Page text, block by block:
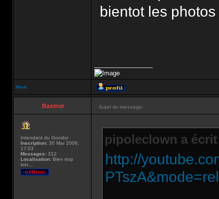
bientot les
Haut
Basmor Sujet du message:
Intendant du Gondor
Inscription: 30 Mar 2006,
17:03
Messages: 312
Localisation: Bien trop
loin...
pipoleclown a
http://